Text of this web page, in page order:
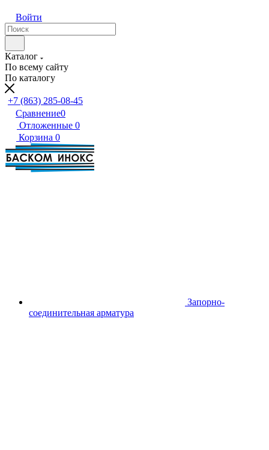
Войти
Каталог
По всему сайту
По каталогу
+7 (863) 285-08-45
Сравнение0
Отложенные 0
Корзина 0
Запорно-
соединительная арматура